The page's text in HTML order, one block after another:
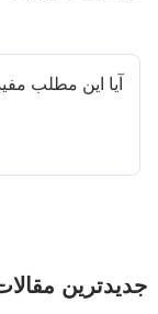
آیا این مطلب
جدیدترین